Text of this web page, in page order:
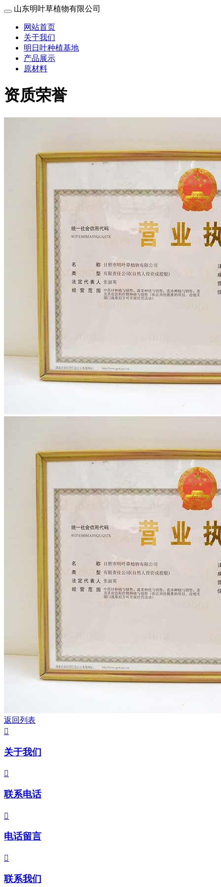
山东明叶草植物有限公司
网站首页
关于我们
明日叶种植基地
产品展示
原材料
资质荣誉
返回列表

关于我们

联系电话

电话留言

联系我们